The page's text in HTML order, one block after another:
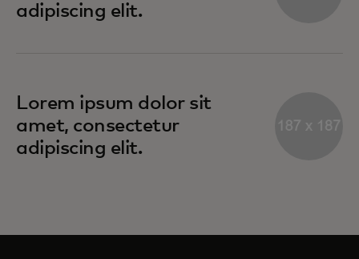
adipiscing elit.
Lorem ipsum dolor sit
amet, consectetur
adipiscing elit.